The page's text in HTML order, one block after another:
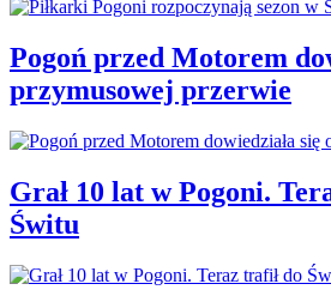
Pogoń przed Motorem
przymusowej przerwie
Grał 10 lat w Pogoni.
Świtu